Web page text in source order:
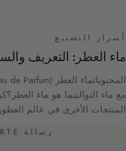
أسرار التصنيع
ماء العطر: التعريف
مع ماء التواليتما هو ماء
المنتجات الأخرى في عالم
رسالة DELACOURTE